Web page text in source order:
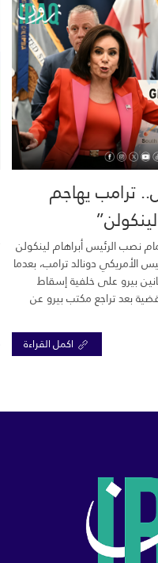
ترامب يهاجم
نصب الرئيس أبراهام لينكولن
الأمريكي دونالد ترامب، بعدما
بيرو على خلفية إسقاط
بعد تراجع مكتب بيرو عن
اكمل القراءة